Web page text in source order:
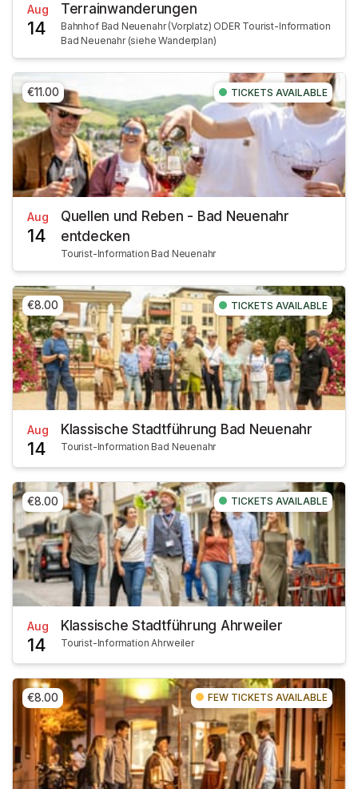
Aug
14
Terrainwanderungen
Bahnhof Bad Neuenahr (Vorplatz) ODER Tourist-Information
Bad Neuenahr (siehe Wanderplan)
€11.00 TICKETS AVAILABLE
Aug
14
Quellen und Reben - Bad Neuenahr
entdecken
Tourist-Information Bad Neuenahr
€8.00 TICKETS AVAILABLE
Aug
14
Klassische Stadtführung Bad Neuenahr
Tourist-Information Bad Neuenahr
€8.00 TICKETS AVAILABLE
Aug
14
Klassische Stadtführung Ahrweiler
Tourist-Information Ahrweiler
€8.00 FEW TICKETS AVAILABLE